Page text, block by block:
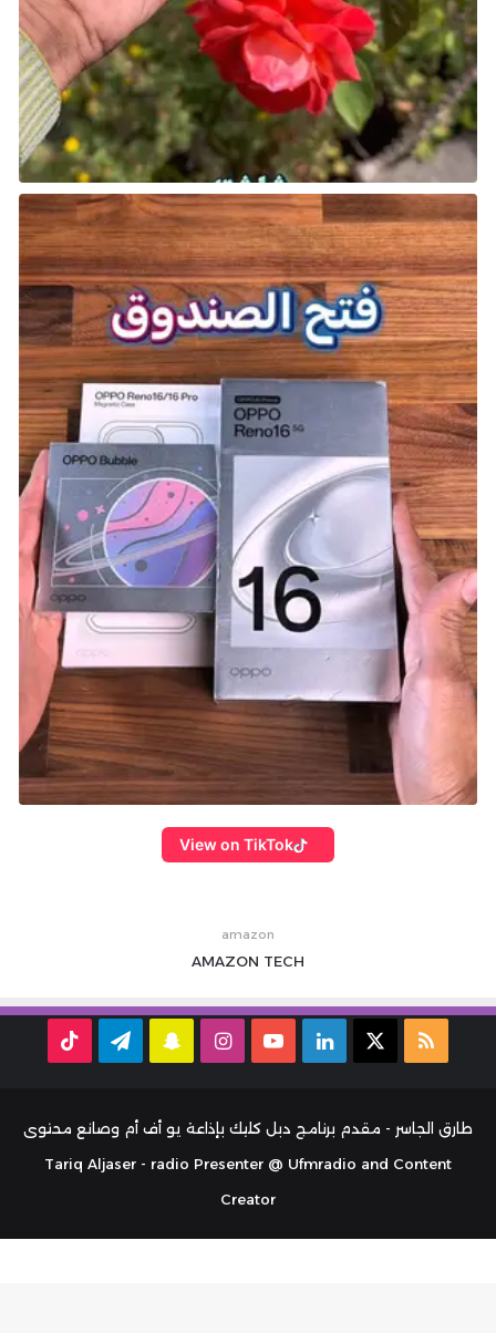
View on TikTok
amazon
AMAZON TECH
ملخص
RSS
لينكدإن ‫YouTubeانستقرامسناب تيلقرام
طارق الجاسر - مقدم برنامج دبل كليك بإذاعة يو أف أم وصانع محتوى
Tariq Aljaser - radio Presenter @ Ufmradio and Content
Creator